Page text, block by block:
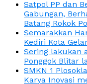
Satpol PP dan
Gabungan,
Batang Rokok
Semarakkan
Kediri Kota
Sering lakukan
Ponggok Blitar
SMKN 1
Karya Inovasi